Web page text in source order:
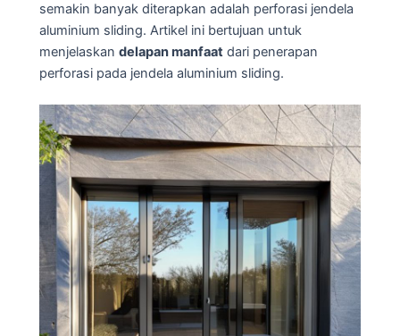
semakin banyak diterapkan adalah perforasi jendela
aluminium sliding. Artikel ini bertujuan untuk
menjelaskan delapan manfaat dari penerapan
perforasi pada jendela aluminium sliding.